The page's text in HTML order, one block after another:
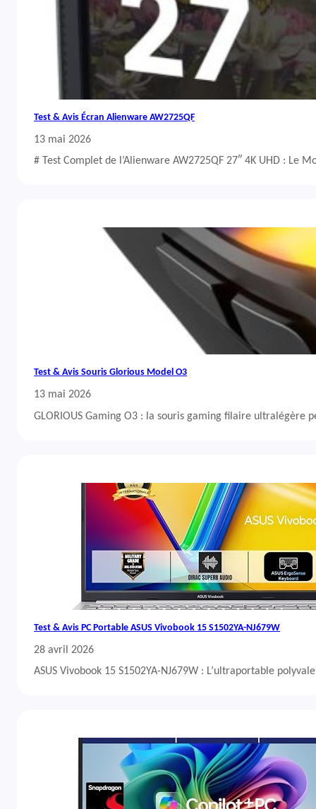
Test & Avis Écran Alienware AW2725QF
13 mai 2026
# Test Complet de l’Alienware AW2725QF 27″ 4K UHD : Le
Test & Avis Souris Glorious Model O3
13 mai 2026
GLORIOUS Gaming O3 : la souris gaming filaire ultralégère
Test & Avis PC Portable ASUS Vivobook 15 S1502YA-NJ679W
28 avril 2026
ASUS Vivobook 15 S1502YA-NJ679W : L’ultraportable